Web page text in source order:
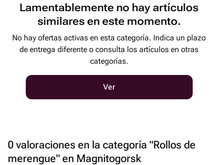
Lamentablemente no hay artículos
similares en este momento.
No hay ofertas activas en esta categoría. Indica un plazo
de entrega diferente o consulta los artículos en otras
categorías.
Ver
0 valoraciones en la categoría "Rollos de
merengue" en Magnitogorsk